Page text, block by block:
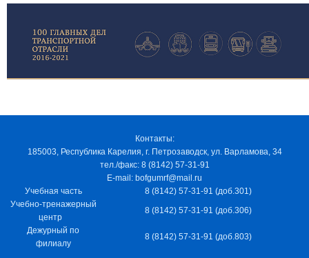
Контакты:
185003, Республика Карелия, г. Петрозаводск, ул. Варламова, 34
тел./факс: 8 (8142) 57-31-91
E-mail: bofgumrf@mail.ru
Учебная часть
8 (8142) 57-31-91 (доб.301)
Учебно-тренажерный
центр
8 (8142) 57-31-91 (доб.306)
Дежурный по
филиалу
8 (8142) 57-31-91 (доб.803)